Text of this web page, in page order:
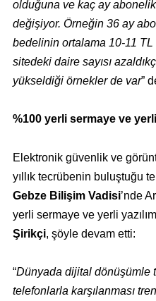
olduğuna ve kaç ay abonelik
değişiyor. Örneğin 36 ay
bedelinin ortalama 10-11
sitedeki daire sayısı
yükseldiği örnekler de var”
%100 yerli sermaye ve
Elektronik güvenlik ve
yıllık tecrübenin buluştuğu
Gebze Bilişim Vadisi’nde
yerli sermaye ve yerli
Şirikçi, şöyle devam etti:
“Dünyada dijital dönüşümle
telefonlarla karşılanması